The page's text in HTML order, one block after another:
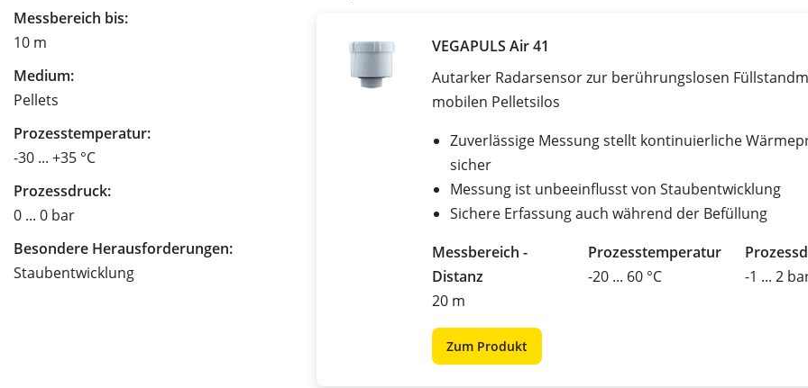
Messbereich bis:
10 m
Medium:
Pellets
Prozesstemperatur:
-30 ... +35 °C
Prozessdruck:
0 ... 0 bar
Besondere Herausforderungen:
Staubentwicklung
VEGAPULS Air 41
Autarker Radarsensor zur berührungslosen
mobilen Pelletsilos
Zuverlässige Messung stellt kontinuierliche
sicher
Messung ist unbeeinflusst von Staubentwicklung
Sichere Erfassung auch während der Befüllung
Messbereich -
Distanz
20 m
Prozesstemperatur
-20 ... 60 °C
-1 ... 2
Zum Produkt